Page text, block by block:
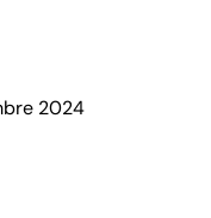
2024